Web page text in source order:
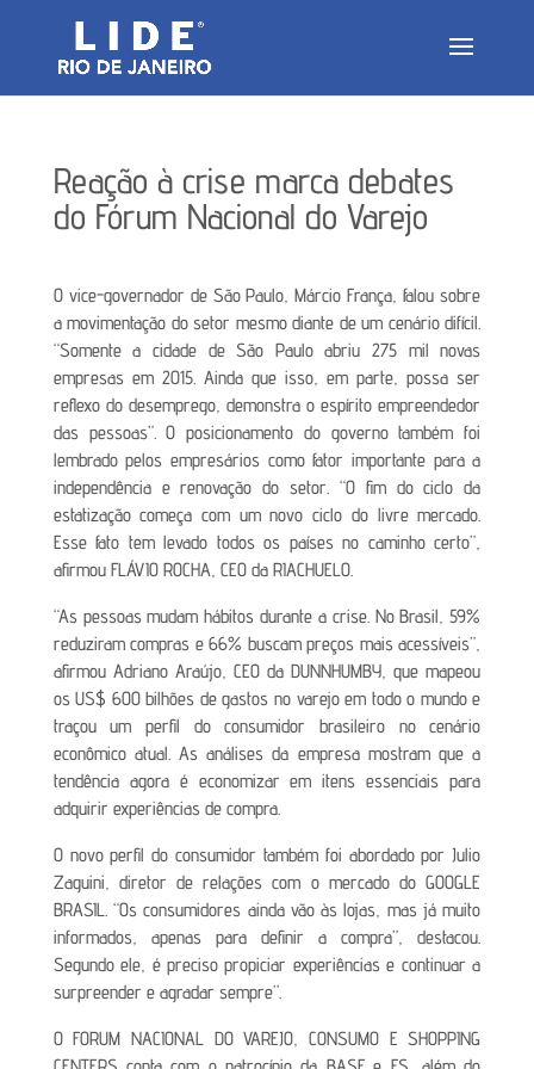
Reação à crise marca debates
do Fórum Nacional do Varejo
O vice-governador de São Paulo, Márcio França, falou sobre
a movimentação do setor mesmo diante de um cenário difícil.
“Somente a cidade de São Paulo abriu 275 mil novas
empresas em 2015. Ainda que isso, em parte, possa ser
reflexo do desemprego, demonstra o espírito empreendedor
das pessoas”. O posicionamento do governo também foi
lembrado pelos empresários como fator importante para a
independência e renovação do setor. “O fim do ciclo da
estatização começa com um novo ciclo do livre mercado.
Esse fato tem levado todos os países no caminho certo”,
afirmou FLÁVIO ROCHA, CEO da RIACHUELO.
“As pessoas mudam hábitos durante a crise. No Brasil, 59%
reduziram compras e 66% buscam preços mais acessíveis”,
afirmou Adriano Araújo, CEO da DUNNHUMBY, que mapeou
os US$ 600 bilhões de gastos no varejo em todo o mundo e
traçou um perfil do consumidor brasileiro no cenário
econômico atual. As análises da empresa mostram que a
tendência agora é economizar em itens essenciais para
adquirir experiências de compra.
O novo perfil do consumidor também foi abordado por Julio
Zaguini, diretor de relações com o mercado do GOOGLE
BRASIL. “Os consumidores ainda vão às lojas, mas já muito
informados, apenas para definir a compra”, destacou.
Segundo ele, é preciso propiciar experiências e continuar a
surpreender e agradar sempre”.
O FORUM NACIONAL DO VAREJO, CONSUMO E SHOPPING